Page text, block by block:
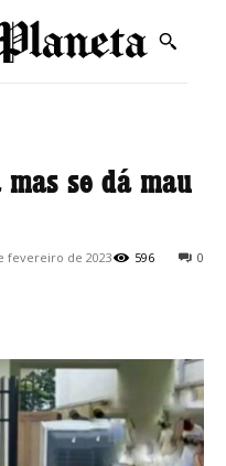
se dá mau
fevereiro de 2023 0
596